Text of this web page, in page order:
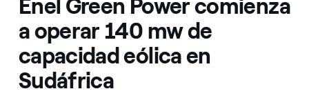
Enel Green Power comienza
a operar 140 mw de
capacidad eólica en
Sudáfrica